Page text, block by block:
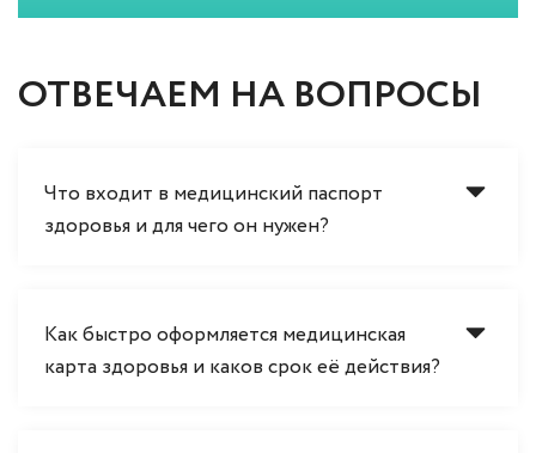
ОТВЕЧАЕМ НА ВОПРОСЫ
Что входит в медицинский паспорт
здоровья и для чего он нужен?
Как быстро оформляется медицинская
карта здоровья и каков срок её действия?